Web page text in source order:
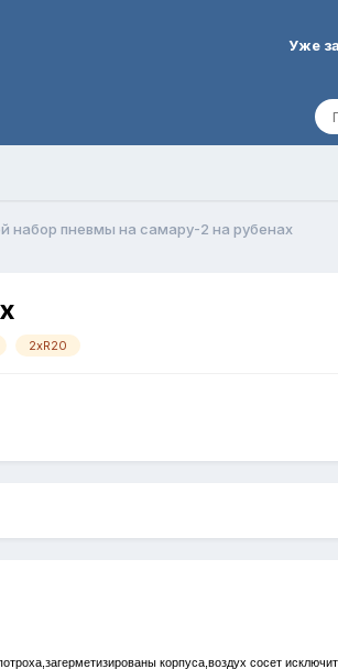
Уже
набор пневмы на самару-2 на рубенах
2хR20
корпуса,воздух сосет